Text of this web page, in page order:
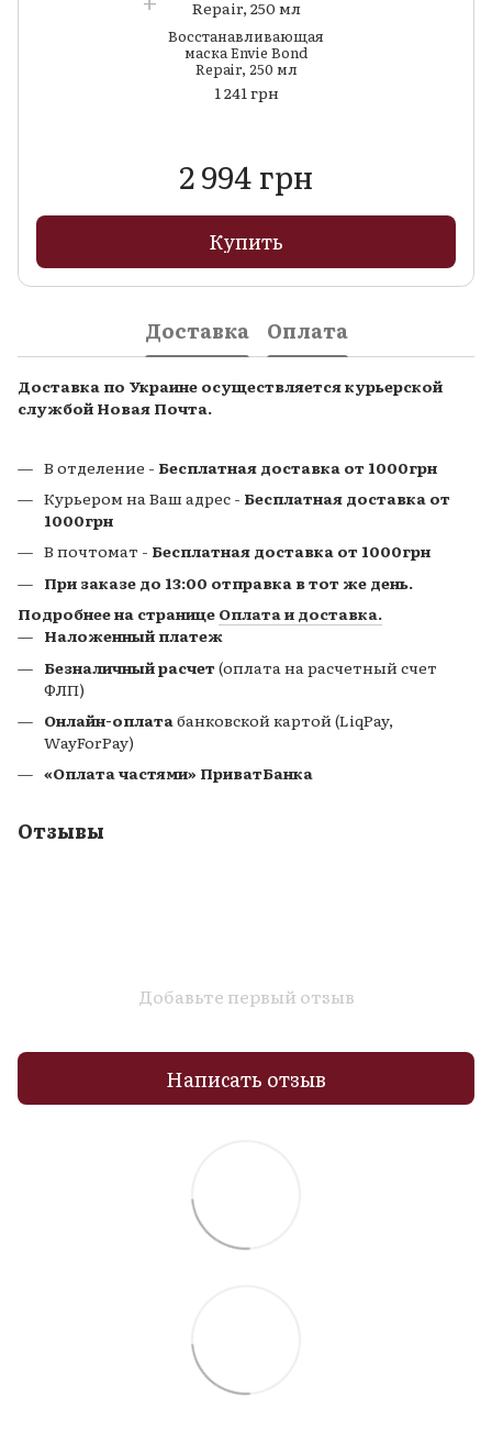
Восстанавливающая
маска Envie Bond
Repair, 250 мл
1 241 грн
2 994 грн
Купить
Доставка Оплата
Доставка по Украине осуществляется курьерской
службой Новая Почта.
В отделение - Бесплатная доставка от 1000грн
Курьером на Ваш адрес - Бесплатная доставка от
1000грн
В почтомат - Бесплатная доставка от 1000грн
При заказе до 13:00 отправка в тот же день.
Подробнее на странице Оплата и доставка.
Наложенный платеж
Безналичный расчет(оплата на расчетный счет
ФЛП)
Онлайн-оплата банковской картой (LiqPay,
WayForPay)
«Оплата частями» ПриватБанка
Отзывы
Добавьте первый отзыв
Написать отзыв